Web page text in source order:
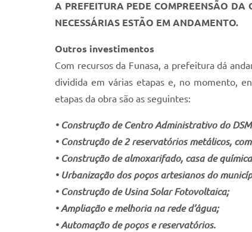
A PREFEITURA PEDE COMPREENSÃO
NECESSÁRIAS ESTÃO EM ANDAMENTO.
Outros investimentos
Com recursos da Funasa, a prefeitura dá
dividida em várias etapas e, no momento,
etapas da obra são as seguintes:
• Construção de Centro Administrativo do
• Construção de 2 reservatórios metálicos,
• Construção de almoxarifado, casa de
• Urbanização dos poços artesianos do
• Construção de Usina Solar Fotovoltaica;
• Ampliação e melhoria na rede d’água;
• Automação de poços e reservatórios.